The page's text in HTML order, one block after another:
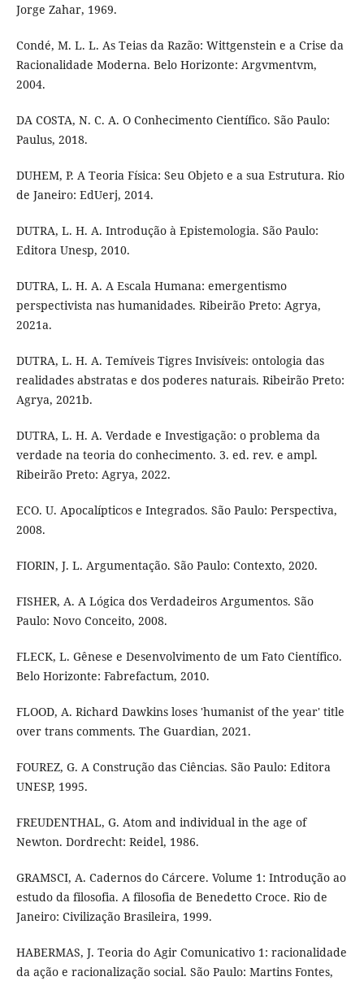
Jorge Zahar, 1969.
Condé, M. L. L. As Teias da Razão: Wittgenstein e a Crise da
Racionalidade Moderna. Belo Horizonte: Argvmentvm,
2004.
DA COSTA, N. C. A. O Conhecimento Científico. São Paulo:
Paulus, 2018.
DUHEM, P. A Teoria Física: Seu Objeto e a sua Estrutura. Rio
de Janeiro: EdUerj, 2014.
DUTRA, L. H. A. Introdução à Epistemologia. São Paulo:
Editora Unesp, 2010.
DUTRA, L. H. A. A Escala Humana: emergentismo
perspectivista nas humanidades. Ribeirão Preto: Agrya,
2021a.
DUTRA, L. H. A. Temíveis Tigres Invisíveis: ontologia das
realidades abstratas e dos poderes naturais. Ribeirão Preto:
Agrya, 2021b.
DUTRA, L. H. A. Verdade e Investigação: o problema da
verdade na teoria do conhecimento. 3. ed. rev. e ampl.
Ribeirão Preto: Agrya, 2022.
ECO. U. Apocalípticos e Integrados. São Paulo: Perspectiva,
2008.
FIORIN, J. L. Argumentação. São Paulo: Contexto, 2020.
FISHER, A. A Lógica dos Verdadeiros Argumentos. São
Paulo: Novo Conceito, 2008.
FLECK, L. Gênese e Desenvolvimento de um Fato Científico.
Belo Horizonte: Fabrefactum, 2010.
FLOOD, A. Richard Dawkins loses 'humanist of the year' title
over trans comments. The Guardian, 2021.
FOUREZ, G. A Construção das Ciências. São Paulo: Editora
UNESP, 1995.
FREUDENTHAL, G. Atom and individual in the age of
Newton. Dordrecht: Reidel, 1986.
GRAMSCI, A. Cadernos do Cárcere. Volume 1: Introdução ao
estudo da filosofia. A filosofia de Benedetto Croce. Rio de
Janeiro: Civilização Brasileira, 1999.
HABERMAS, J. Teoria do Agir Comunicativo 1: racionalidade
da ação e racionalização social. São Paulo: Martins Fontes,